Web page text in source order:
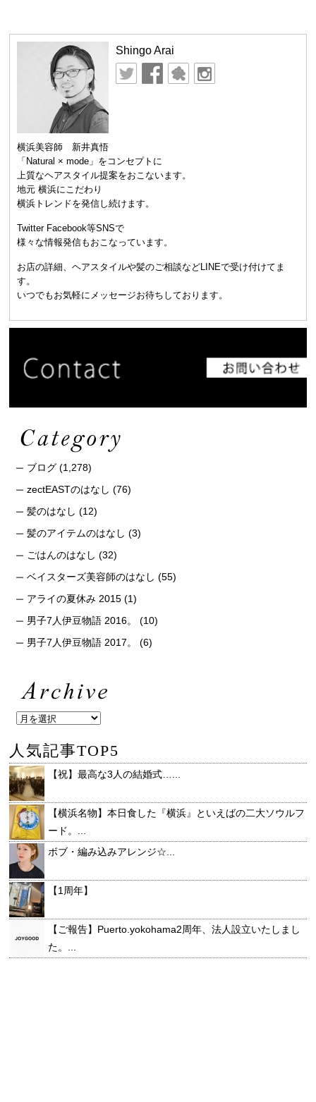
Shingo Arai
横浜美容師 新井真悟
「Natural × mode」をコンセプトに
上質なヘアスタイル提案をおこないます。
地元 横浜にこだわり
横浜トレンドを発信し続けます。
Twitter Facebook等SNSで
様々な情報発信もおこなっています。
お店の詳細、ヘアスタイルや髪のご相談などLINEで受け付けてま
す。
いつでもお気軽にメッセージお待ちしております。
ブログ (1,278)
zectEASTのはなし (76)
髪のはなし (12)
髪のアイテムのはなし (3)
ごはんのはなし (32)
ベイスターズ美容師のはなし (55)
アライの夏休み 2015 (1)
男子7人伊豆物語 2016。
(10)
男子7人伊豆物語 2017。
(6)
人気記事TOP5
【祝】最高な3人の結婚式…...
【横浜名物】本日食した『横浜』といえばの二大ソウルフ
ード。...
ボブ・編み込みアレンジ☆...
【1周年】
【ご報告】Puerto.yokohama2周年、法人設立いたしまし
た。...